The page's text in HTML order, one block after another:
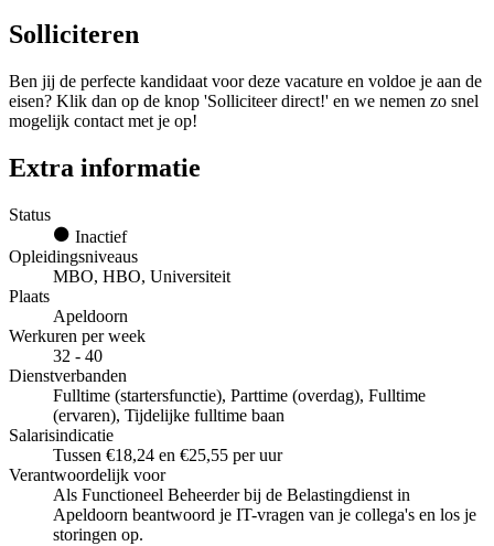
Solliciteren
Ben jij de perfecte kandidaat voor deze vacature en voldoe je aan de
eisen? Klik dan op de knop 'Solliciteer direct!' en we nemen zo snel
mogelijk contact met je op!
Extra informatie
Status
Inactief
Opleidingsniveaus
MBO, HBO, Universiteit
Plaats
Apeldoorn
Werkuren per week
32 - 40
Dienstverbanden
Fulltime (startersfunctie), Parttime (overdag), Fulltime
(ervaren), Tijdelijke fulltime baan
Salarisindicatie
Tussen €18,24 en €25,55 per uur
Verantwoordelijk voor
Als Functioneel Beheerder bij de Belastingdienst in
Apeldoorn beantwoord je IT-vragen van je collega's en los je
storingen op.